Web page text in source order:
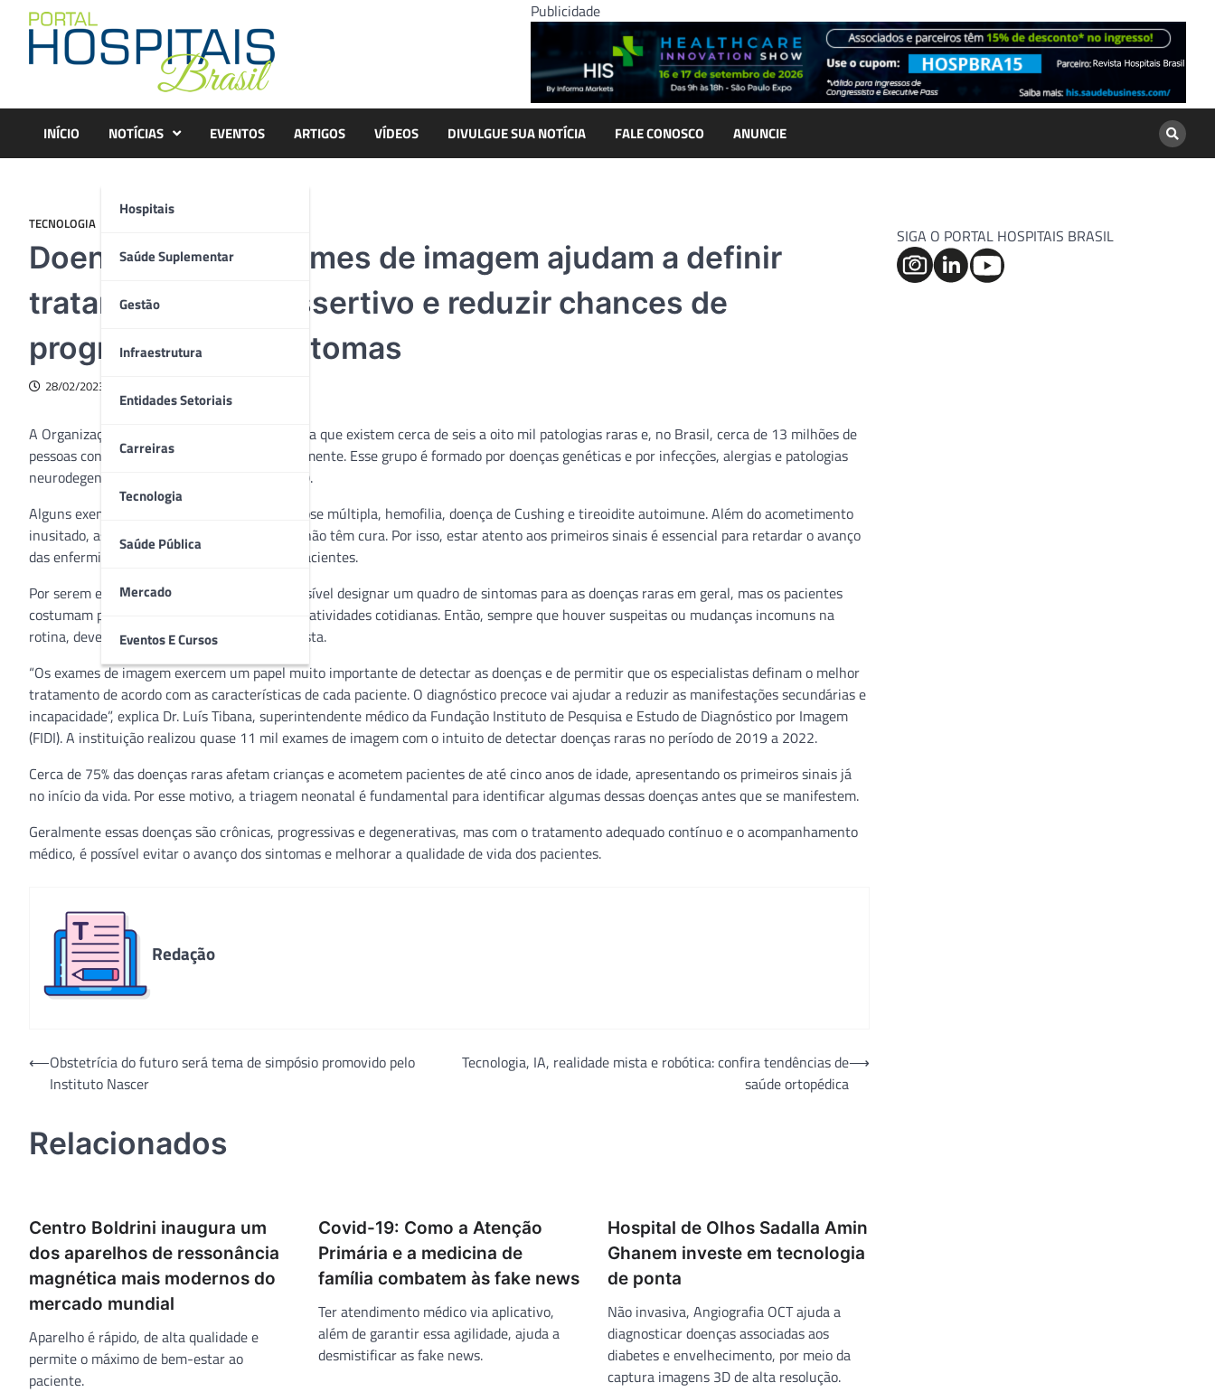
content
Publicidade
INÍCIO NOTÍCIAS
Hospitais
Saúde Suplementar
Gestão
Infraestrutura
Entidades Setoriais
Carreiras
Tecnologia
Saúde Pública
Mercado
Eventos E Cursos
EVENTOS ARTIGOS VÍDEOS DIVULGUE SUA NOTÍCIA FALE CONOSCO ANUNCIE
TECNOLOGIA
Doenças raras: exames de imagem ajudam a definir
tratamento mais assertivo e reduzir chances de
progressão dos sintomas
28/02/2023
A Organização Mundial de Saúde (OMS) estima que existem cerca de seis a oito mil patologias raras e, no Brasil, cerca de 13 milhões de
pessoas convivem com essas condições atualmente. Esse grupo é formado por doenças genéticas e por infecções, alergias e patologias
neurodegenerativas e proliferativas (tumores).
Alguns exemplos de doenças raras são esclerose múltipla, hemofilia, doença de Cushing e tireoidite autoimune. Além do acometimento
inusitado, as doenças raras, em sua maioria, não têm cura. Por isso, estar atento aos primeiros sinais é essencial para retardar o avanço
das enfermidades e garantir bem-estar aos pacientes.
Por serem extremamente variadas, não é possível designar um quadro de sintomas para as doenças raras em geral, mas os pacientes
costumam perder autonomia para realizarem atividades cotidianas. Então, sempre que houver suspeitas ou mudanças incomuns na
rotina, deve-se procurar um médico especialista.
“Os exames de imagem exercem um papel muito importante de detectar as doenças e de permitir que os especialistas definam o melhor
tratamento de acordo com as características de cada paciente. O diagnóstico precoce vai ajudar a reduzir as manifestações secundárias e
incapacidade”, explica Dr. Luís Tibana, superintendente médico da Fundação Instituto de Pesquisa e Estudo de Diagnóstico por Imagem
(FIDI). A instituição realizou quase 11 mil exames de imagem com o intuito de detectar doenças raras no período de 2019 a 2022.
Cerca de 75% das doenças raras afetam crianças e acometem pacientes de até cinco anos de idade, apresentando os primeiros sinais já
no início da vida. Por esse motivo, a triagem neonatal é fundamental para identificar algumas dessas doenças antes que se manifestem.
Geralmente essas doenças são crônicas, progressivas e degenerativas, mas com o tratamento adequado contínuo e o acompanhamento
médico, é possível evitar o avanço dos sintomas e melhorar a qualidade de vida dos pacientes.
Redação
Navegação
⟵Obstetrícia do futuro será tema de simpósio promovido pelo
Instituto Nascer
Tecnologia, IA, realidade mista e robótica: confira tendências de
saúde ortopédica
⟶
Relacionados
Centro Boldrini inaugura um
dos aparelhos de ressonância
magnética mais modernos do
mercado mundial
Aparelho é rápido, de alta qualidade e
permite o máximo de bem-estar ao
paciente.
Covid-19: Como a Atenção
Primária e a medicina de
família combatem às fake news
Ter atendimento médico via aplicativo,
além de garantir essa agilidade, ajuda a
desmistificar as fake news.
Hospital de Olhos Sadalla Amin
Ghanem investe em tecnologia
de ponta
Não invasiva, Angiografia OCT ajuda a
diagnosticar doenças associadas aos
diabetes e envelhecimento, por meio da
captura imagens 3D de alta resolução.
SIGA O PORTAL HOSPITAIS BRASIL